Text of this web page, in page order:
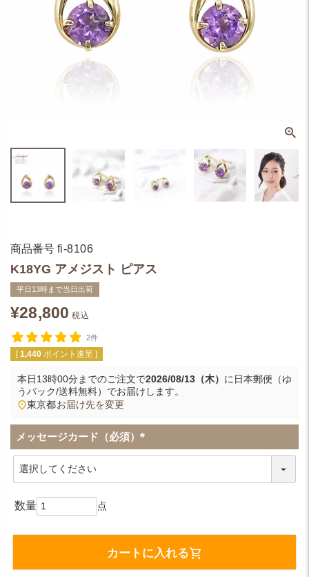
商品番号 fi-8106
K18YG アメジスト ピアス
平日13時まで当日出荷
¥28,800 税込
2件
[ 1,440 ポイント進呈 ]
本日13時00分までのご注文で2026/08/13（木） に 日本郵便（ゆ
うパック/送料無料） でお届けします。
東京都お届け先を変更
メッセージカード（必須）
(
カートに入れる